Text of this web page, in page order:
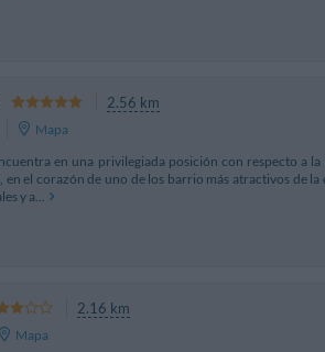
2.56 km
Mapa
en una privilegiada posición con respecto a la
en el corazón de uno de los barrio más atractivos de
y a...
2.16 km
Mapa